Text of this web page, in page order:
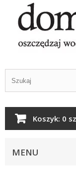
Koszyk: 0
MENU